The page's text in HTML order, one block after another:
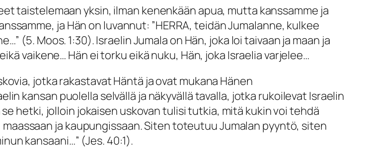
taistelemaan yksin, ilman kenenkään apua, mutta kanssamme ja
ja Hän on luvannut: ”HERRA, teidän Jumalanne, kulkee
…” (5. Moos. 1:30). Israelin Jumala on Hän, joka loi taivaan ja maan ja
vaikene… Hän ei torku eikä nuku, Hän, joka Israelia varjelee…
jotka rakastavat Häntä ja ovat mukana Hänen
kansan puolella selvällä ja näkyvällä tavalla, jotka rukoilevat Israelin
hetki, jolloin jokaisen uskovan tulisi tutkia, mitä kukin voi tehdä
ja kaupungissaan. Siten toteutuu Jumalan pyyntö, siten
kansaani…” (Jes. 40:1).